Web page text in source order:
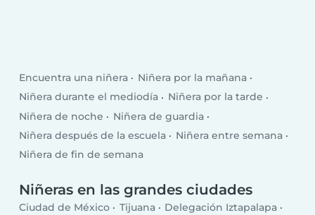
Encuentra una niñera
Niñera por la mañana
Niñera durante el mediodía
Niñera por la tarde
Niñera de noche
Niñera de guardia
Niñera después de la escuela
Niñera entre semana
Niñera de fin de semana
Niñeras en las grandes ciudades
Ciudad de México Tijuana
Delegación Iztapalapa